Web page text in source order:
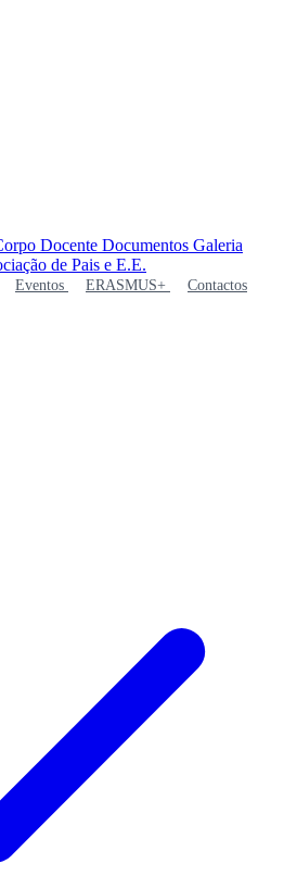
Docente Documentos Galeria
de Pais e E.E.
Eventos ERASMUS+ Contactos